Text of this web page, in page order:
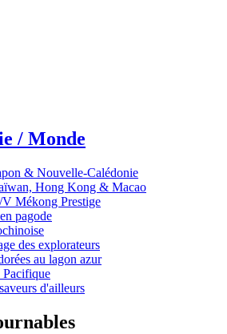
/ Monde
& Nouvelle-Calédonie
Hong Kong & Macao
Mékong Prestige
pagode
des explorateurs
au lagon azur
d'ailleurs